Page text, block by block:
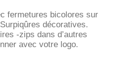
fermetures bicolores sur
décoratives.
-zips dans d’autres
avec votre logo.